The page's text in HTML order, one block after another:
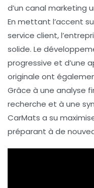
d’un canal marketing
En mettant l’accent
service client,
solide. Le
progressive et d’une
originale ont
Grâce à une analyse
recherche et à une
CarMats a su
préparant à de